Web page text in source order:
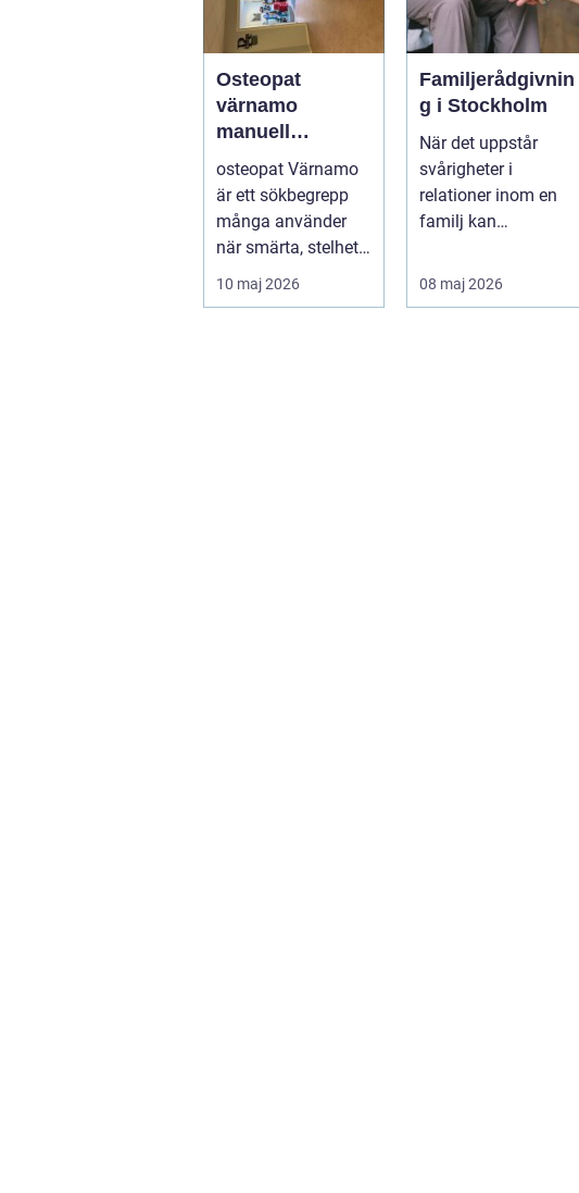
Osteopat
värnamo
manuell
behandling för
minskad smärta
och Ökad
rörlighet
osteopat Värnamo
är ett sökbegrepp
många använder
när smärta, stelhet
eller återkommande
värk börjar...
10 maj 2026
Familjerådgivnin
g i Stockholm
När det uppstår
svårigheter i
relationer inom en
familj kan
08 maj 2026